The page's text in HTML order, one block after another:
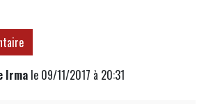
Irmale 09/11/2017 à 20:31